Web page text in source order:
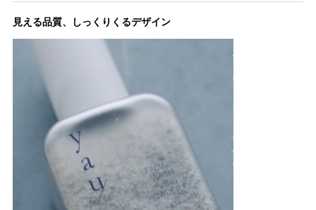
見える品質、しっくりくるデザイン